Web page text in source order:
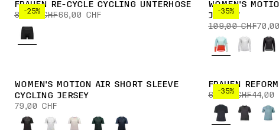
-25%
FRAUEN RE-CYCLE CYCLING UNTERHOSE
89,00 CHF66,00 CHF -35%
WOMEN'S
JERSEY
109,00 CHF
WOMEN'S MOTION AIR SHORT SLEEVE
CYCLING JERSEY
79,00 CHF
-35%
FRAUEN
69,00 CHF44,00